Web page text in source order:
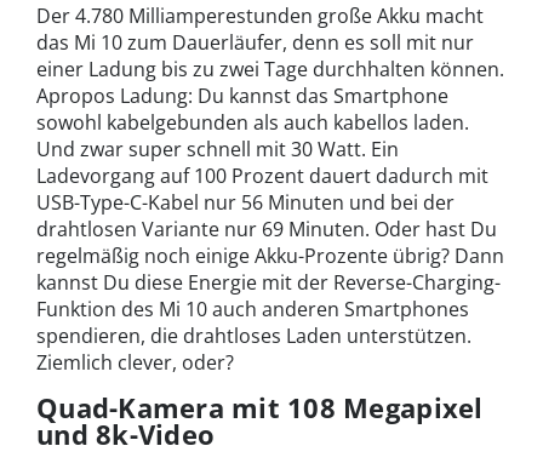
Der 4.780 Milliamperestunden große Akku macht
das Mi 10 zum Dauerläufer, denn es soll mit nur
einer Ladung bis zu zwei Tage durchhalten können.
Apropos Ladung: Du kannst das Smartphone
sowohl kabelgebunden als auch kabellos laden.
Und zwar super schnell mit 30 Watt. Ein
Ladevorgang auf 100 Prozent dauert dadurch mit
USB-Type-C-Kabel nur 56 Minuten und bei der
drahtlosen Variante nur 69 Minuten. Oder hast Du
regelmäßig noch einige Akku-Prozente übrig? Dann
kannst Du diese Energie mit der Reverse-Charging-
Funktion des Mi 10 auch anderen Smartphones
spendieren, die drahtloses Laden unterstützen.
Ziemlich clever, oder?
Quad-Kamera mit 108 Megapixel
und 8k-Video